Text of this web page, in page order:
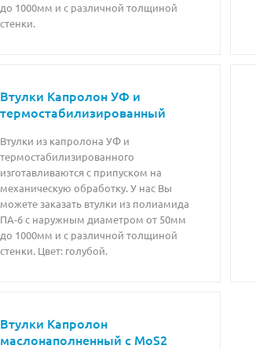
до 1000мм и с различной толщиной
стенки.
Втулки Капролон УФ и
термостабилизированный
Втулки из капролона УФ и
термостабилизированного
изготавливаются с припуском на
механическую обработку. У нас Вы
можете заказать втулки из полиамида
ПА-6 с наружным диаметром от 50мм
до 1000мм и с различной толщиной
стенки. Цвет: голубой.
Втулки Капролон
маслонаполненный с MoS2